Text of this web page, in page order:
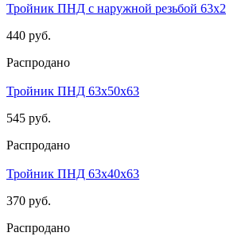
Тройник ПНД с наружной резьбой 63х2
440 руб.
Распродано
Тройник ПНД 63х50х63
545 руб.
Распродано
Тройник ПНД 63х40х63
370 руб.
Распродано